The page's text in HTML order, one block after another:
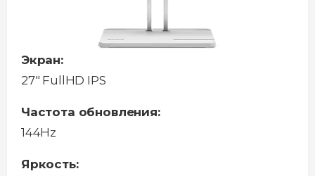
Экран:
27" FullHD IPS
Частота обновления:
144Hz
Яркость: